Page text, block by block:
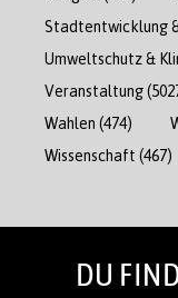
Stadtentwicklung
Umweltschutz &
Veranstaltung
Wahlen (474)
Wissenschaft (467)
DU